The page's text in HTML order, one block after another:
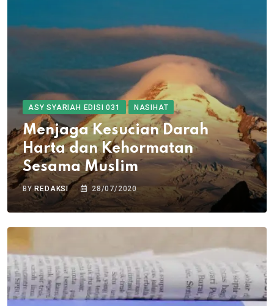
ASY SYARIAH EDISI 031 NASIHAT
Menjaga Kesucian Darah
Harta dan Kehormatan
Sesama Muslim
BYREDAKSI 28/07/2020